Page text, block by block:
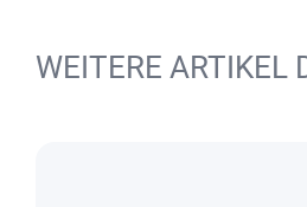
WEITERE ARTIKEL